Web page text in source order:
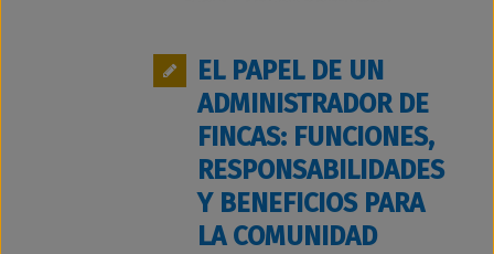
EL PAPEL DE UN
ADMINISTRADOR DE
FINCAS: FUNCIONES,
RESPONSABILIDADES
Y BENEFICIOS PARA
LA COMUNIDAD